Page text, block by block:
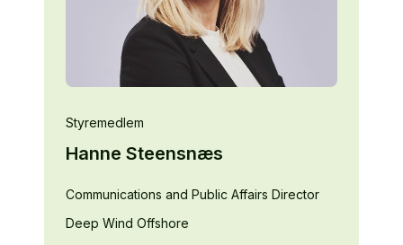
Styremedlem
Hanne Steensnæs
Communications and Public Affairs Director
Deep Wind Offshore